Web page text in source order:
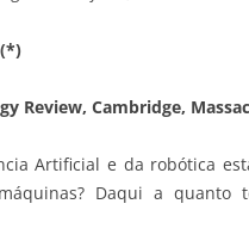
Review, Cambridge,
Artificial e da robótica
Daqui a quanto